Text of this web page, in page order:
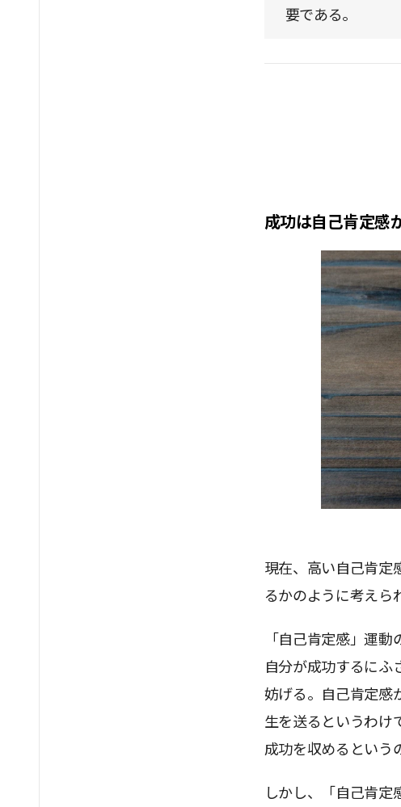
要である。
成功は自己肯定感
現在、高い自己肯定
るかのように考えら
「自己肯定感」運
自分が成功するにふ
妨げる。自己肯定感
生を送るというわけ
成功を収めるという
しかし、「自己肯